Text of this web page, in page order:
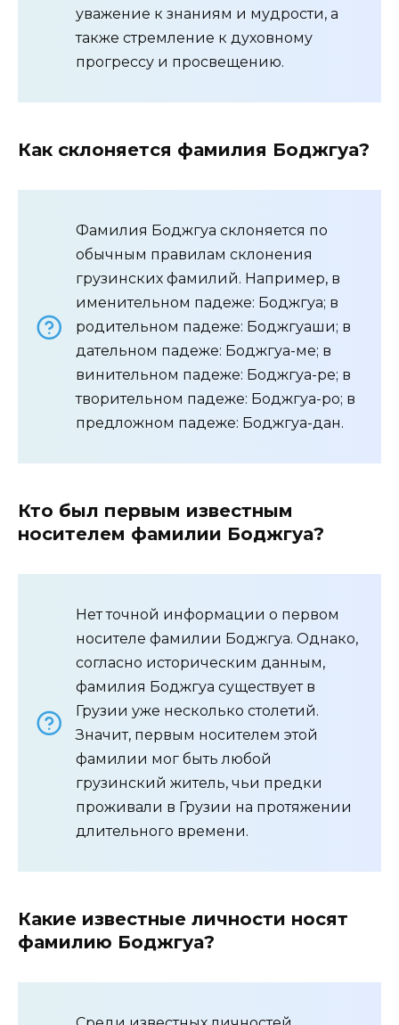
уважение к знаниям и мудрости, а
также стремление к духовному
прогрессу и просвещению.
Как склоняется фамилия Боджгуа?
Фамилия Боджгуа склоняется по
обычным правилам склонения
грузинских фамилий. Например, в
именительном падеже: Боджгуа; в
родительном падеже: Боджгуаши; в
дательном падеже: Боджгуа-ме; в
винительном падеже: Боджгуа-ре; в
творительном падеже: Боджгуа-ро; в
предложном падеже: Боджгуа-дан.
Кто был первым известным
носителем фамилии Боджгуа?
Нет точной информации о первом
носителе фамилии Боджгуа. Однако,
согласно историческим данным,
фамилия Боджгуа существует в
Грузии уже несколько столетий.
Значит, первым носителем этой
фамилии мог быть любой
грузинский житель, чьи предки
проживали в Грузии на протяжении
длительного времени.
Какие известные личности носят
фамилию Боджгуа?